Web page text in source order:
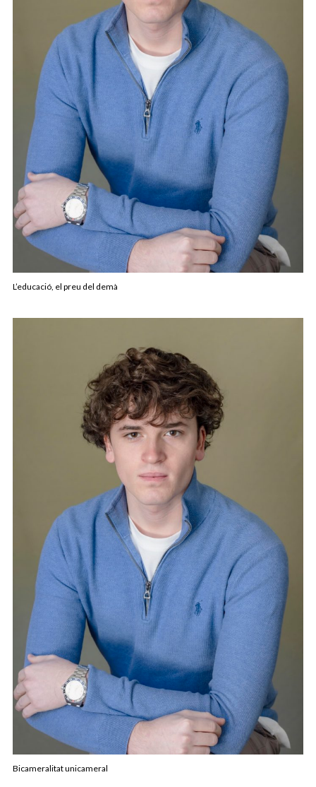
L’educació, el preu del demà
Bicameralitat unicameral